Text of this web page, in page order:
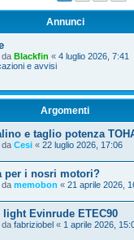
Annunci
da Blackfin « 4 luglio 2026, 7:41
e avvisi
Argomenti
e taglio potenza
da Cesi « 22 luglio 2026, 17:06
per i nosri motori?
da memobon « 21 aprile 2026,
Evinrude ETEC90
da fabriziobel « 1 aprile 2026,